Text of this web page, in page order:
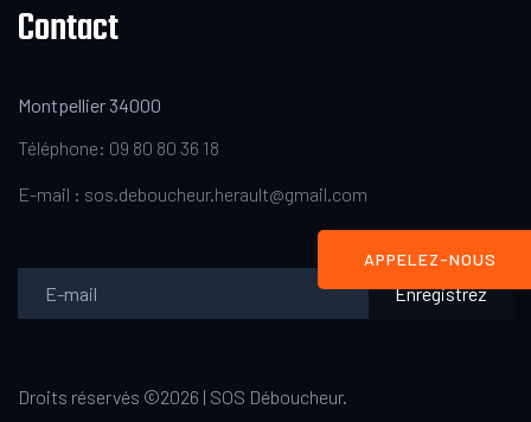
Contact
Montpellier 34000
Téléphone: 09 80 80 36 18
E-mail : sos.deboucheur.herault@gmail.com
Enregistrez
Droits réservés ©2026 | SOS Déboucheur.
APPELEZ-NOUS